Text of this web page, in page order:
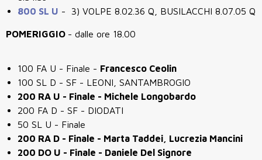
800 SL U - 3) VOLPE 8.02.36 Q, BUSILACCHI 8.07.05 Q
POMERIGGIO - dalle ore 18.00
100 FA U - Finale - Francesco Ceolin
100 SL D - SF - LEONI, SANTAMBROGIO
200 RA U - Finale - Michele Longobardo
200 FA D - SF - DIODATI
50 SL U - Finale
200 RA D - Finale - Marta Taddei, Lucrezia Mancini
200 DO U - Finale - Daniele Del Signore